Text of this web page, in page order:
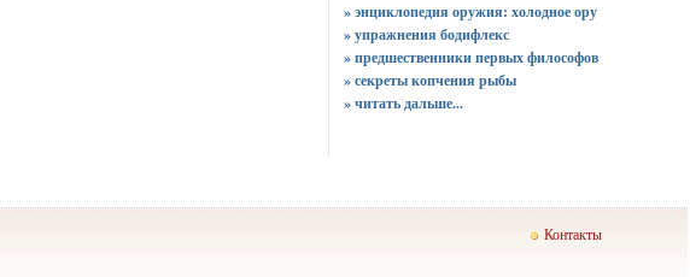
» энциклопедия оружия: холодное ору
» упражнения бодифлекс
» предшественники первых философов
» секреты копчения рыбы
»читать дальше...
Контакты